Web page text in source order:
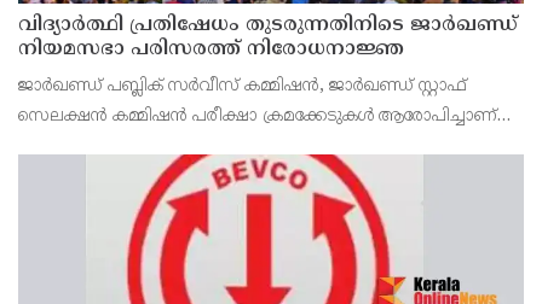
വിദ്യാര്‍ത്ഥി പ്രതിഷേധം തുടരുന്നതിനിടെ ജാര്‍ഖണ്ഡ്
നിയമസഭാ പരിസരത്ത് നിരോധനാജ്ഞ
ജാര്‍ഖണ്ഡ് പബ്ലിക് സര്‍വീസ് കമ്മിഷന്‍, ജാര്‍ഖണ്ഡ് സ്റ്റാഫ്
സെലക്ഷന്‍ കമ്മിഷന്‍ പരീക്ഷാ ക്രമക്കേടുകള്‍ ആരോപിച്ചാണ്